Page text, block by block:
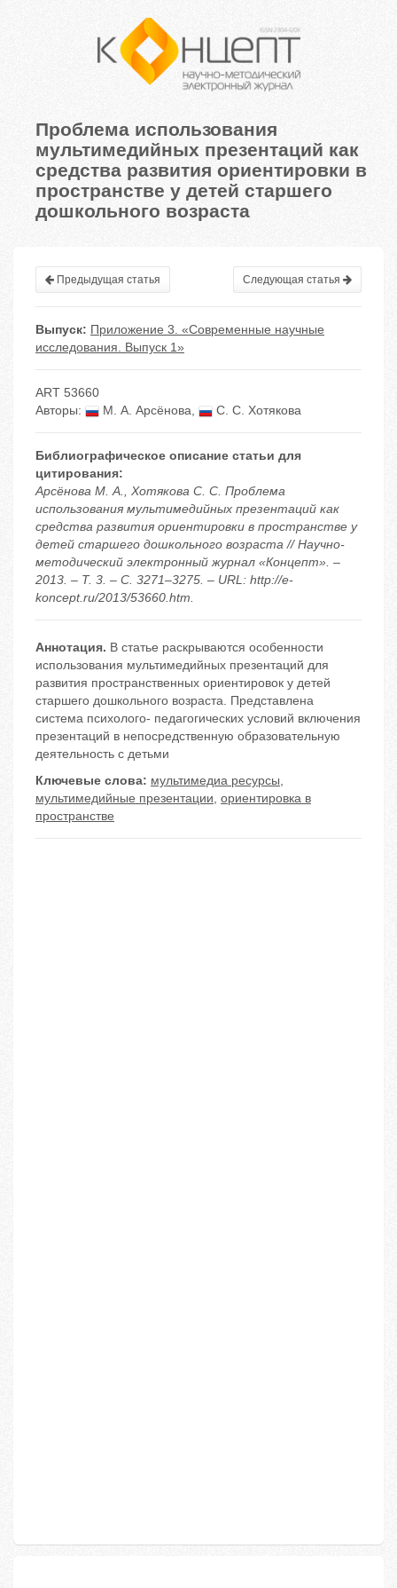
Проблема использования
мультимедийных презентаций как
средства развития ориентировки в
пространстве у детей старшего
дошкольного возраста
Предыдущая статья Следующая статья
Выпуск: Приложение 3. «Современные научные
исследования. Выпуск 1»
ART 53660
Авторы:
М. А. Арсёнова, С. С. Хотякова
Библиографическое описание статьи для
цитирования:
Арсёнова М. А., Хотякова С. С. Проблема
использования мультимедийных презентаций как
средства развития ориентировки в пространстве у
детей старшего дошкольного возраста // Научно-
методический электронный журнал «Концепт». –
2013. – Т. 3. – С. 3271–3275. – URL: http://e-
koncept.ru/2013/53660.htm.
Аннотация. В статье раскрываются особенности
использования мультимедийных презентаций для
развития пространственных ориентировок у детей
старшего дошкольного возраста. Представлена
система психолого- педагогических условий включения
презентаций в непосредственную образовательную
деятельность с детьми
Ключевые слова: мультимедиа ресурсы,
мультимедийные презентации, ориентировка в
пространстве